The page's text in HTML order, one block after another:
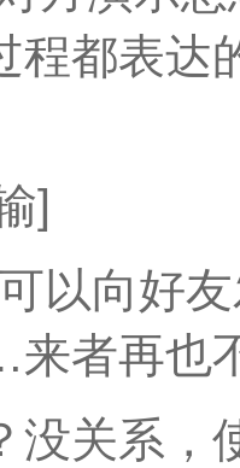
程都表达
]
以向好
者再也
没关系，